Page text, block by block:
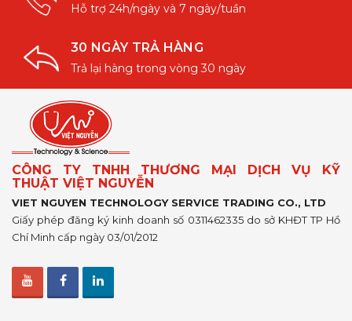
Hỗ trợ 24h/ngày và 7 ngày/tuần
30 NGÀY TRẢ HÀNG
Trả lại hàng trong vòng 30 ngày
CÔNG TY TNHH THƯƠNG MẠI DỊCH VỤ KỸ
THUẬT VIỆT NGUYỄN
VIET NGUYEN TECHNOLOGY SERVICE TRADING CO., LTD
Giấy phép đăng ký kinh doanh số 0311462335 do sở KHĐT TP Hồ
Chí Minh cấp ngày 03/01/2012